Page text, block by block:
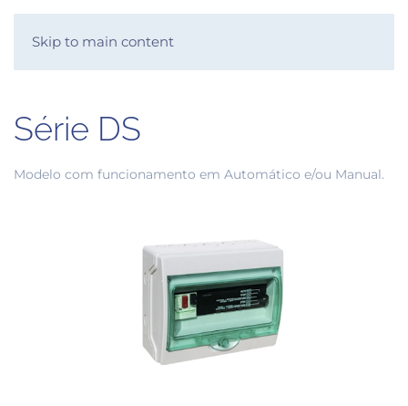
Skip to main content
SKYSYS
Série DS
Modelo com funcionamento em Automático e/ou Manual.